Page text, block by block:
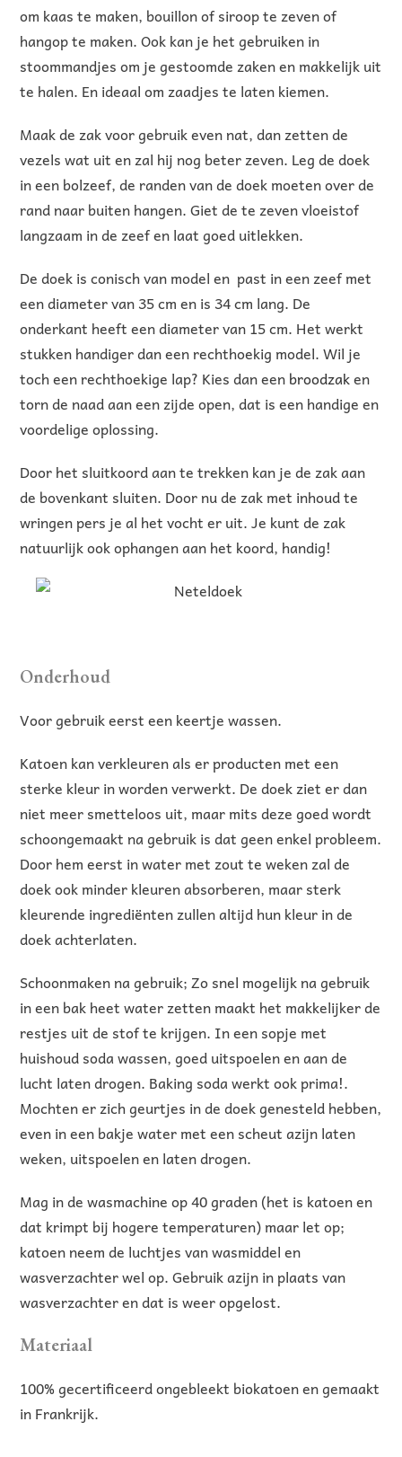
om kaas te maken, bouillon of siroop te zeven of
hangop te maken. Ook kan je het gebruiken in
stoommandjes om je gestoomde zaken en makkelijk uit
te halen. En ideaal om zaadjes te laten kiemen.
Maak de zak voor gebruik even nat, dan zetten de
vezels wat uit en zal hij nog beter zeven. Leg de doek
in een bolzeef, de randen van de doek moeten over de
rand naar buiten hangen. Giet de te zeven vloeistof
langzaam in de zeef en laat goed uitlekken.
De doek is conisch van model en past in een zeef met
een diameter van 35 cm en is 34 cm lang. De
onderkant heeft een diameter van 15 cm. Het werkt
stukken handiger dan een rechthoekig model. Wil je
toch een rechthoekige lap? Kies dan eenbroodzaken
torn de naad aan een zijde open, dat is een handige en
voordelige oplossing.
Door het sluitkoord aan te trekken kan je de zak aan
de bovenkant sluiten. Door nu de zak met inhoud te
wringen pers je al het vocht er uit. Je kunt de zak
natuurlijk ook ophangen aan het koord, handig!
Onderhoud
Voor gebruik eerst een keertje wassen.
Katoen kan verkleuren als er producten met een
sterke kleur in worden verwerkt. De doek ziet er dan
niet meer smetteloos uit, maar mits deze goed wordt
schoongemaakt na gebruik is dat geen enkel probleem.
Door hem eerst in water met zout te weken zal de
doek ook minder kleuren absorberen, maar sterk
kleurende ingrediënten zullen altijd hun kleur in de
doek achterlaten.
Schoonmaken na gebruik; Zo snel mogelijk na gebruik
in een bak heet water zetten maakt het makkelijker de
restjes uit de stof te krijgen. In een sopje met
huishoud soda wassen, goed uitspoelen en aan de
lucht laten drogen. Baking soda werkt ook prima!.
Mochten er zich geurtjes in de doek genesteld hebben,
even in een bakje water met een scheut azijn laten
weken, uitspoelen en laten drogen.
Mag in de wasmachine op 40 graden (het is katoen en
dat krimpt bij hogere temperaturen) maar let op;
katoen neem de luchtjes van wasmiddel en
wasverzachter wel op. Gebruik azijn in plaats van
wasverzachter en dat is weer opgelost.
Materiaal
100% gecertificeerd ongebleekt biokatoen en gemaakt
in Frankrijk.